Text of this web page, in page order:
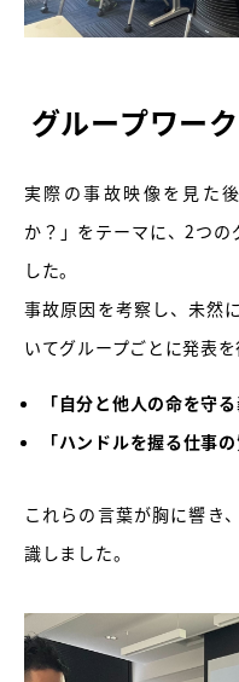
グループワー
実際の事故映像を見た
か？」をテーマに、2つの
した。
事故原因を考察し、未然
いてグループごとに発表を
「自分と他人の命を守る
「ハンドルを握る仕事
これらの言葉が胸に響き
識しました。